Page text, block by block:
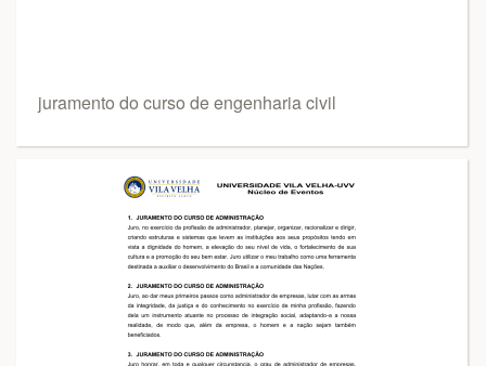
juramento do curso de engenharia civil